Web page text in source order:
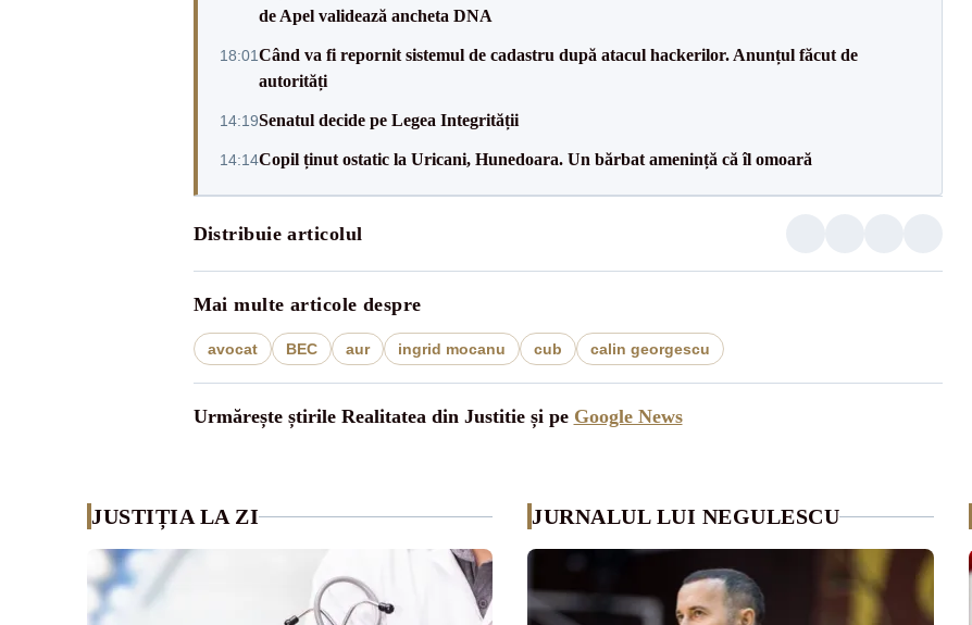
de Apel validează ancheta DNA
18:01Când va fi repornit sistemul de cadastru după atacul hackerilor. Anunțul făcut de
autorități
14:19Senatul decide pe Legea Integrității
14:14Copil ținut ostatic la Uricani, Hunedoara. Un bărbat amenință că îl omoară
Distribuie articolul
Mai multe articole despre
avocat BEC aur ingrid mocanu cub calin georgescu
Urmărește știrile Realitatea din Justitie și pe Google News
JUSTIȚIA LA ZI JURNALUL LUI NEGULESCU